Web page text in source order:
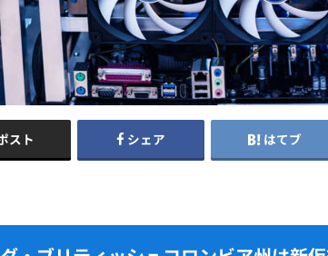
スト シェア はてブ